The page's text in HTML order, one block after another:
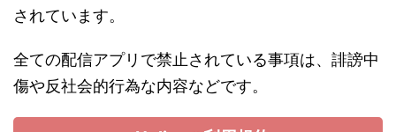
されています。
全ての配信アプリで禁止されている事項は、誹謗中
傷や反社会的行為な内容などです。